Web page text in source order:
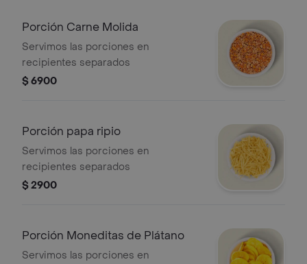
Porción Carne Molida
Servimos las porciones en
recipientes separados
$ 6900
Porción papa ripio
Servimos las porciones en
recipientes separados
$ 2900
Porción Moneditas de Plátano
Servimos las porciones en